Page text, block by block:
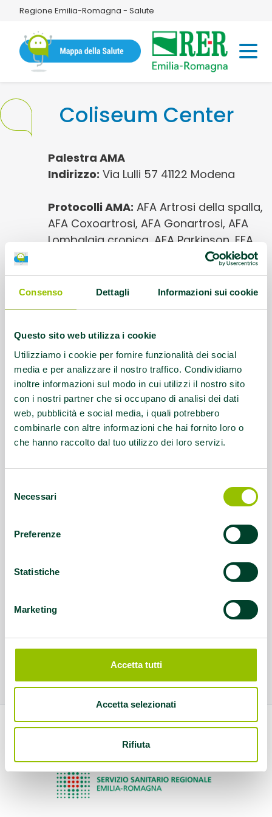
Consenso Dettagli Informazioni sui cookie
Questo sito web utilizza i cookie
Utilizziamo i cookie per fornire funzionalità dei social
media e per analizzare il nostro traffico. Condividiamo
inoltre informazioni sul modo in cui utilizzi il nostro sito
con i nostri partner che si occupano di analisi dei dati
web, pubblicità e social media, i quali potrebbero
combinarle con altre informazioni che hai fornito loro o
che hanno raccolto dal tuo utilizzo dei loro servizi.
delNecessari
Preferenze
Statistiche
Marketing
Accetta tutti
Accetta selezionati
Rifiuta
Regione Emilia-Romagna - Salute
Coliseum Center
Palestra AMA
Indirizzo: Via Lulli 57 41122 Modena
Protocolli AMA: AFA Artrosi della spalla,
AFA Coxoartrosi, AFA Gonartrosi, AFA
Lombalgia cronica, AFA Parkinson, EFA
Cardiopatie / Malattie cardiovascolari,
EFA Diabete tipo 2 ed EFA sindrome
metabolica, EFA Trapianti
Contatti: Telefono: 059/374364
Questo contenuto si trova inPalestre che
promuovono la salute